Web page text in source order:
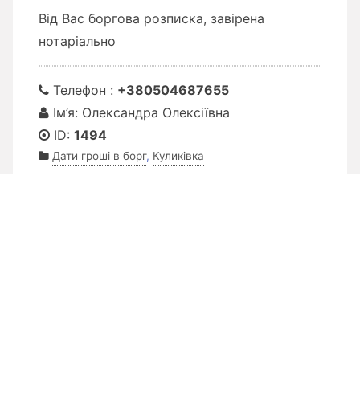
Від Вас боргова розписка, завірена
нотаріально
Телефон : +380504687655
Ім’я: Олександра Олексіївна
ID: 1494
Дати гроші в борг, Куликівка